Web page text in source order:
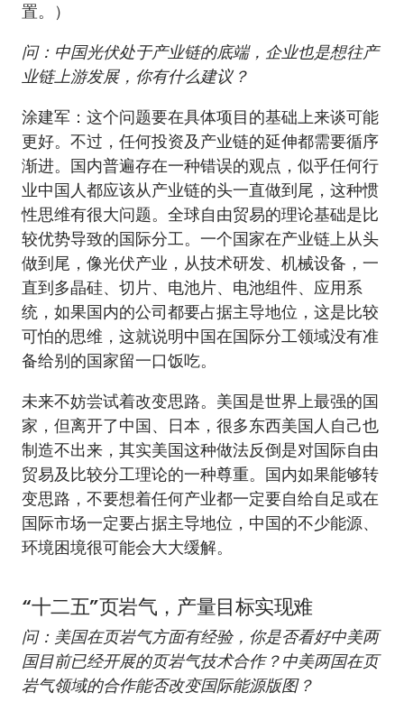
置。）
问：中国光伏处于产业链的底端，企业也是想往产
业链上游发展，你有什么建议？
涂建军：这个问题要在具体项目的基础上来谈可能
更好。不过，任何投资及产业链的延伸都需要循序
渐进。国内普遍存在一种错误的观点，似乎任何行
业中国人都应该从产业链的头一直做到尾，这种惯
性思维有很大问题。全球自由贸易的理论基础是比
较优势导致的国际分工。一个国家在产业链上从头
做到尾，像光伏产业，从技术研发、机械设备，一
直到多晶硅、切片、电池片、电池组件、应用系
统，如果国内的公司都要占据主导地位，这是比较
可怕的思维，这就说明中国在国际分工领域没有准
备给别的国家留一口饭吃。
未来不妨尝试着改变思路。美国是世界上最强的国
家，但离开了中国、日本，很多东西美国人自己也
制造不出来，其实美国这种做法反倒是对国际自由
贸易及比较分工理论的一种尊重。国内如果能够转
变思路，不要想着任何产业都一定要自给自足或在
国际市场一定要占据主导地位，中国的不少能源、
环境困境很可能会大大缓解。
“十二五”页岩气，产量目标实现难
问：美国在页岩气方面有经验，你是否看好中美两
国目前已经开展的页岩气技术合作？中美两国在页
岩气领域的合作能否改变国际能源版图？